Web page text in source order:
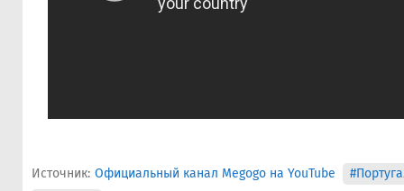
Источник: Официальный канал Megogo на YouTube